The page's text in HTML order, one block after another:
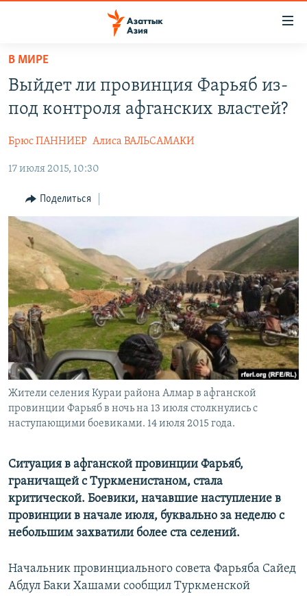
Вернуться
основному
содержанию
навигации
Вернутся
поиску
УЗБЕКИСТАН
ТАДЖИКИСТАН
НОВОСТИ
ВОЙНА В УКРАИНЕ
НА ДРУГИХ ЯЗЫКАХ
ҚАЗАҚША
КЫРГЫЗЧА
ЎЗБЕКЧА
ТОҶИКӢ
TÜRKMENÇE
Все сайты РСЕ/РС
В МИРЕ
Выйдет ли провинция Фарьяб из-
под контроля афганских властей?
Брюс ПАННИЕР Алиса ВАЛЬСАМАКИ
17 июля 2015, 10:30
Поделиться
Жители селения Кураи района Алмар в афганской
провинции Фарьяб в ночь на 13 июля столкнулись с
наступающими боевиками. 14 июля 2015 года.
Ситуация в афганской провинции Фарьяб,
граничащей с Туркменистаном, стала
критической. Боевики, начавшие наступление в
провинции в начале июля, буквально за неделю с
небольшим захватили более ста селений.
Начальник провинциального совета Фарьяба Сайед
Абдул Баки Хашами сообщил Туркменской